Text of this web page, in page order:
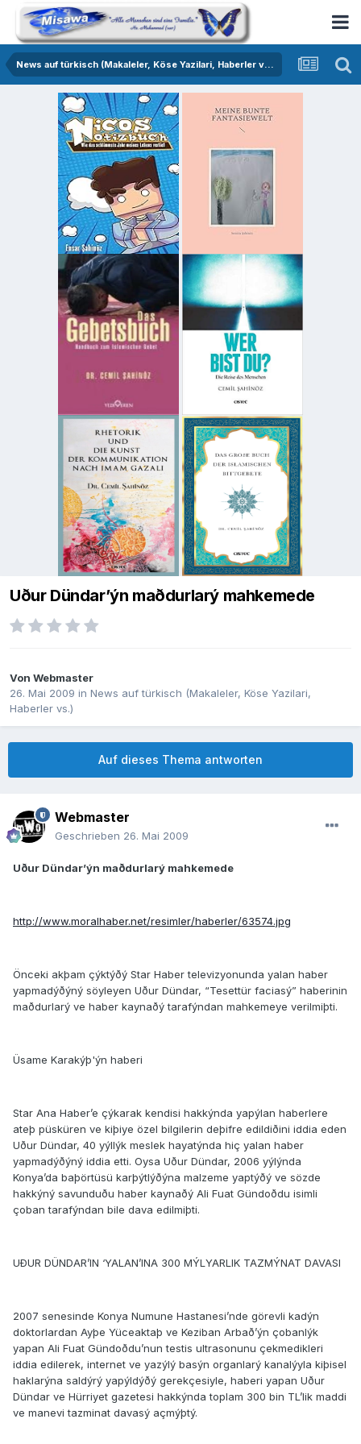
News auf türkisch (Makaleler, Köse Yazilari, Haberler vs.)
Uður Dündar’ýn maðdurlarý mahkemede
Von Webmaster
26. Mai 2009 in News auf türkisch (Makaleler, Köse Yazilari,
Haberler vs.)
Auf dieses Thema antworten
Webmaster
Geschrieben 26. Mai 2009
Uður Dündar’ýn maðdurlarý mahkemede
http://www.moralhaber.net/resimler/haberler/63574.jpg
Önceki akþam çýktýðý Star Haber televizyonunda yalan haber
yapmadýðýný söyleyen Uður Dündar, “Tesettür faciasý” haberinin
maðdurlarý ve haber kaynaðý tarafýndan mahkemeye verilmiþti.
Üsame Karakýþ'ýn haberi
Star Ana Haber’e çýkarak kendisi hakkýnda yapýlan haberlere
ateþ püsküren ve kiþiye özel bilgilerin deþifre edildiðini iddia eden
Uður Dündar, 40 yýllýk meslek hayatýnda hiç yalan haber
yapmadýðýný iddia etti. Oysa Uður Dündar, 2006 yýlýnda
Konya’da baþörtüsü karþýtlýðýna malzeme yaptýðý ve sözde
hakkýný savunduðu haber kaynaðý Ali Fuat Gündoðdu isimli
çoban tarafýndan bile dava edilmiþti.
UÐUR DÜNDAR’IN ‘YALAN’INA 300 MÝLYARLIK TAZMÝNAT DAVASI
2007 senesinde Konya Numune Hastanesi’nde görevli kadýn
doktorlardan Ayþe Yüceaktaþ ve Keziban Arbað’ýn çobanlýk
yapan Ali Fuat Gündoðdu’nun testis ultrasonunu çekmedikleri
iddia edilerek, internet ve yazýlý basýn organlarý kanalýyla kiþisel
haklarýna saldýrý yapýldýðý gerekçesiyle, haberi yapan Uður
Dündar ve Hürriyet gazetesi hakkýnda toplam 300 bin TL’lik maddi
ve manevi tazminat davasý açmýþtý.